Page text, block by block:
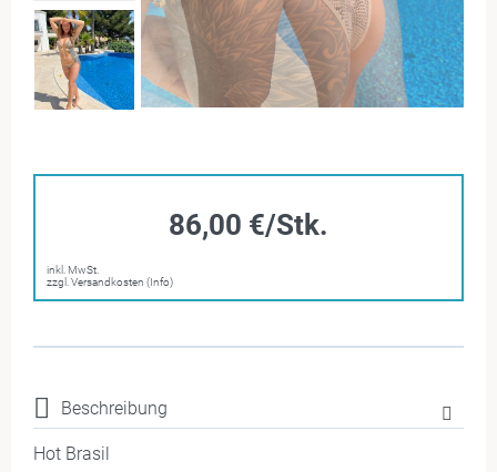
86,00 €/Stk.
inkl. MwSt.
zzgl. Versandkosten (Info)
Beschreibung
Hot Brasil